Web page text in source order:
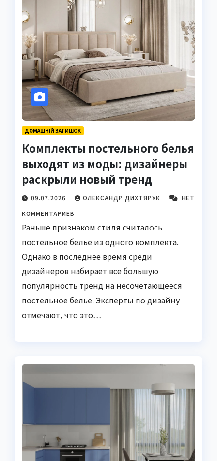
ДОМАШНІЙ ЗАТИШОК
Комплекты постельного белья
выходят из моды: дизайнеры
раскрыли новый тренд
09.07.2026 ОЛЕКСАНДР ДИХТЯРУК
НЕТ
КОММЕНТАРИЕВ
Раньше признаком стиля считалось
постельное белье из одного комплекта.
Однако в последнее время среди
дизайнеров набирает все большую
популярность тренд на несочетающееся
постельное белье. Эксперты по дизайну
отмечают, что это…